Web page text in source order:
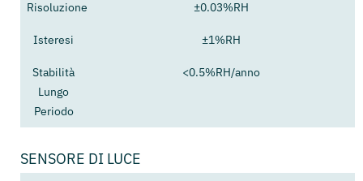
Risoluzione ±0.03%RH
Isteresi ±1%RH
Stabilità
Lungo
Periodo
<0.5%RH/anno
SENSORE DI LUCE